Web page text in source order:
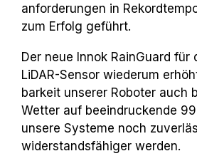
anforderungen in
zum Erfolg geführt.
Der neue Innok RainGuard für
LiDAR-Sensor wiederum
barkeit unserer Roboter auch
Wetter auf beeindruckende
unsere Systeme noch
widerstandsfähiger werden.